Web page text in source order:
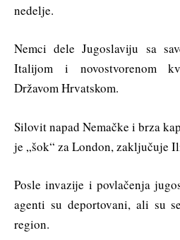
nedelje.
Nemci dele Jugoslaviju sa
Italijom i novostvorenom
Državom Hrvatskom.
Silovit napad Nemačke i brza
je „šok“ za London, zaključuje
Posle invazije i povlačenja
agenti su deportovani, ali su
region.